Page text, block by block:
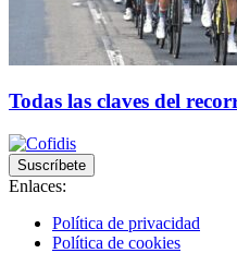
Todas las claves del
Suscríbete
Enlaces:
Política de privacidad
Política de cookies